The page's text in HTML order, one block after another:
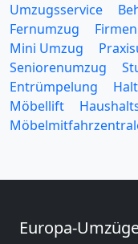
Umzugsservice
Fernumzug
Mini Umzug
Seniorenumzug
Entrümpelung
Möbellift
Europa-